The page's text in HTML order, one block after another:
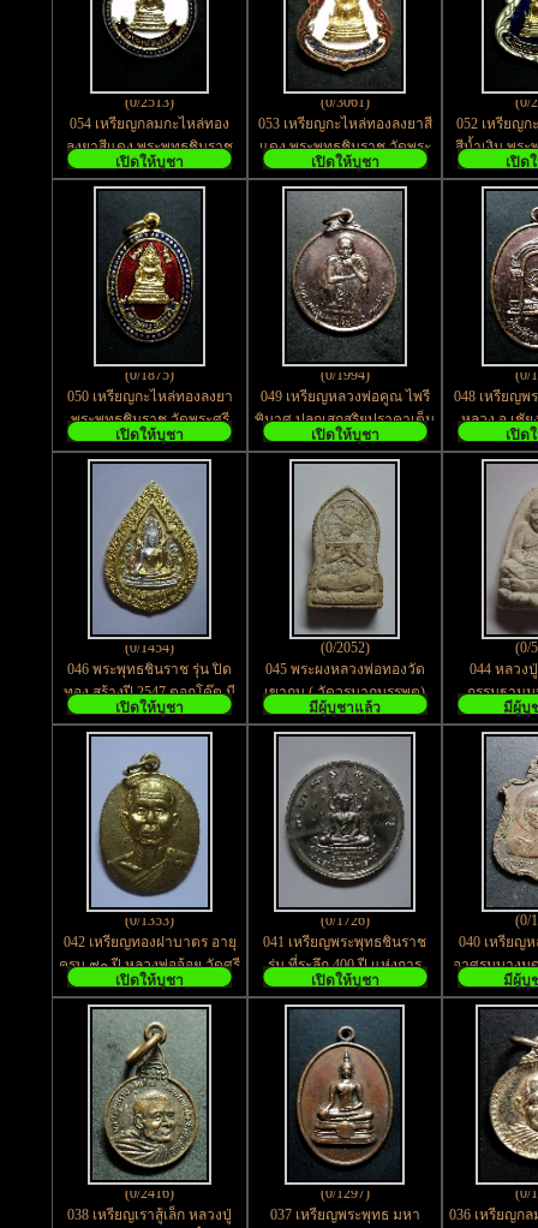
(0/2513)
054 เหรียญกลมกะไหล่ทอง
ลงยาสีแดง พระพุทธชินราช
วัดพระศรีรัตนมหาธาตุ
จ.พิษณุโลก
เปิดให้บูชา
(0/3061)
053 เหรียญกะไหล่ทองลงยาสี
แดง พระพุทธชินราช วัดพระ
ศรีรัตนมหาธาตุ จ.พิษณุโลก
เปิดให้บูชา
(0/
052 เหรียญก
สีน้ำเงิน พร
พระศรีรั
จ.พิ
เปิด
(0/1875)
050 เหรียญกะไหล่ทองลงยา
พระพุทธชินราช วัดพระศรี
รัตนมหาธาตุ จ.พิษณุโลก
เปิดให้บูชา
(0/1994)
049 เหรียญหลวงพ่อคูณ ไพรี
พินาศ ปลุกเสกสุริยุปราคาเต็ม
ดวง๒๔ ตุลาคม ๒๕๓๘
เปิดให้บูชา
(0/
048 เหรียญพ
หลวง จ.เชัย
หลักเมือง
เปิด
(0/1454)
046 พระพุทธชินราช รุ่น ปิด
ทอง สร้างปี 2547 ตอกโค๊ต มี
หมายเลขกำกับ
เปิดให้บูชา
(0/2052)
045 พระผงหลวงพ่อทองวัด
เขากบ ( วัดวรนาถบรรพต)
จ.นครสวรรค์
มีผู้บูชาแล้ว
(0/
044 หลวง
กรรมฐาน
หลวงปู่ดู่ วัด
มีผู้บู
(0/1353)
042 เหรียญทองฝาบาตร อายุ
ครบ ๙๐ ปี หลวงพ่อจ้อย วัดศรี
อุทุมพร จ.นครสวรรค์
เปิดให้บูชา
(0/1726)
041 เหรียญพระพุทธชินราช
รุ่น ที่ระลึก 400 ปี แห่งการ
สวรรคต สมเด็จพระนเรศวร
มหาราช
เปิดให้บูชา
(0/
040 เหรียญ
อาศรมบางม
ปี
มีผู้บู
(0/2416)
038 เหรียญเราสู้เล็ก หลวงปู่
(0/1297)
037 เหรียญพระพุทธ มหา
(0/
036 เหรียญกล